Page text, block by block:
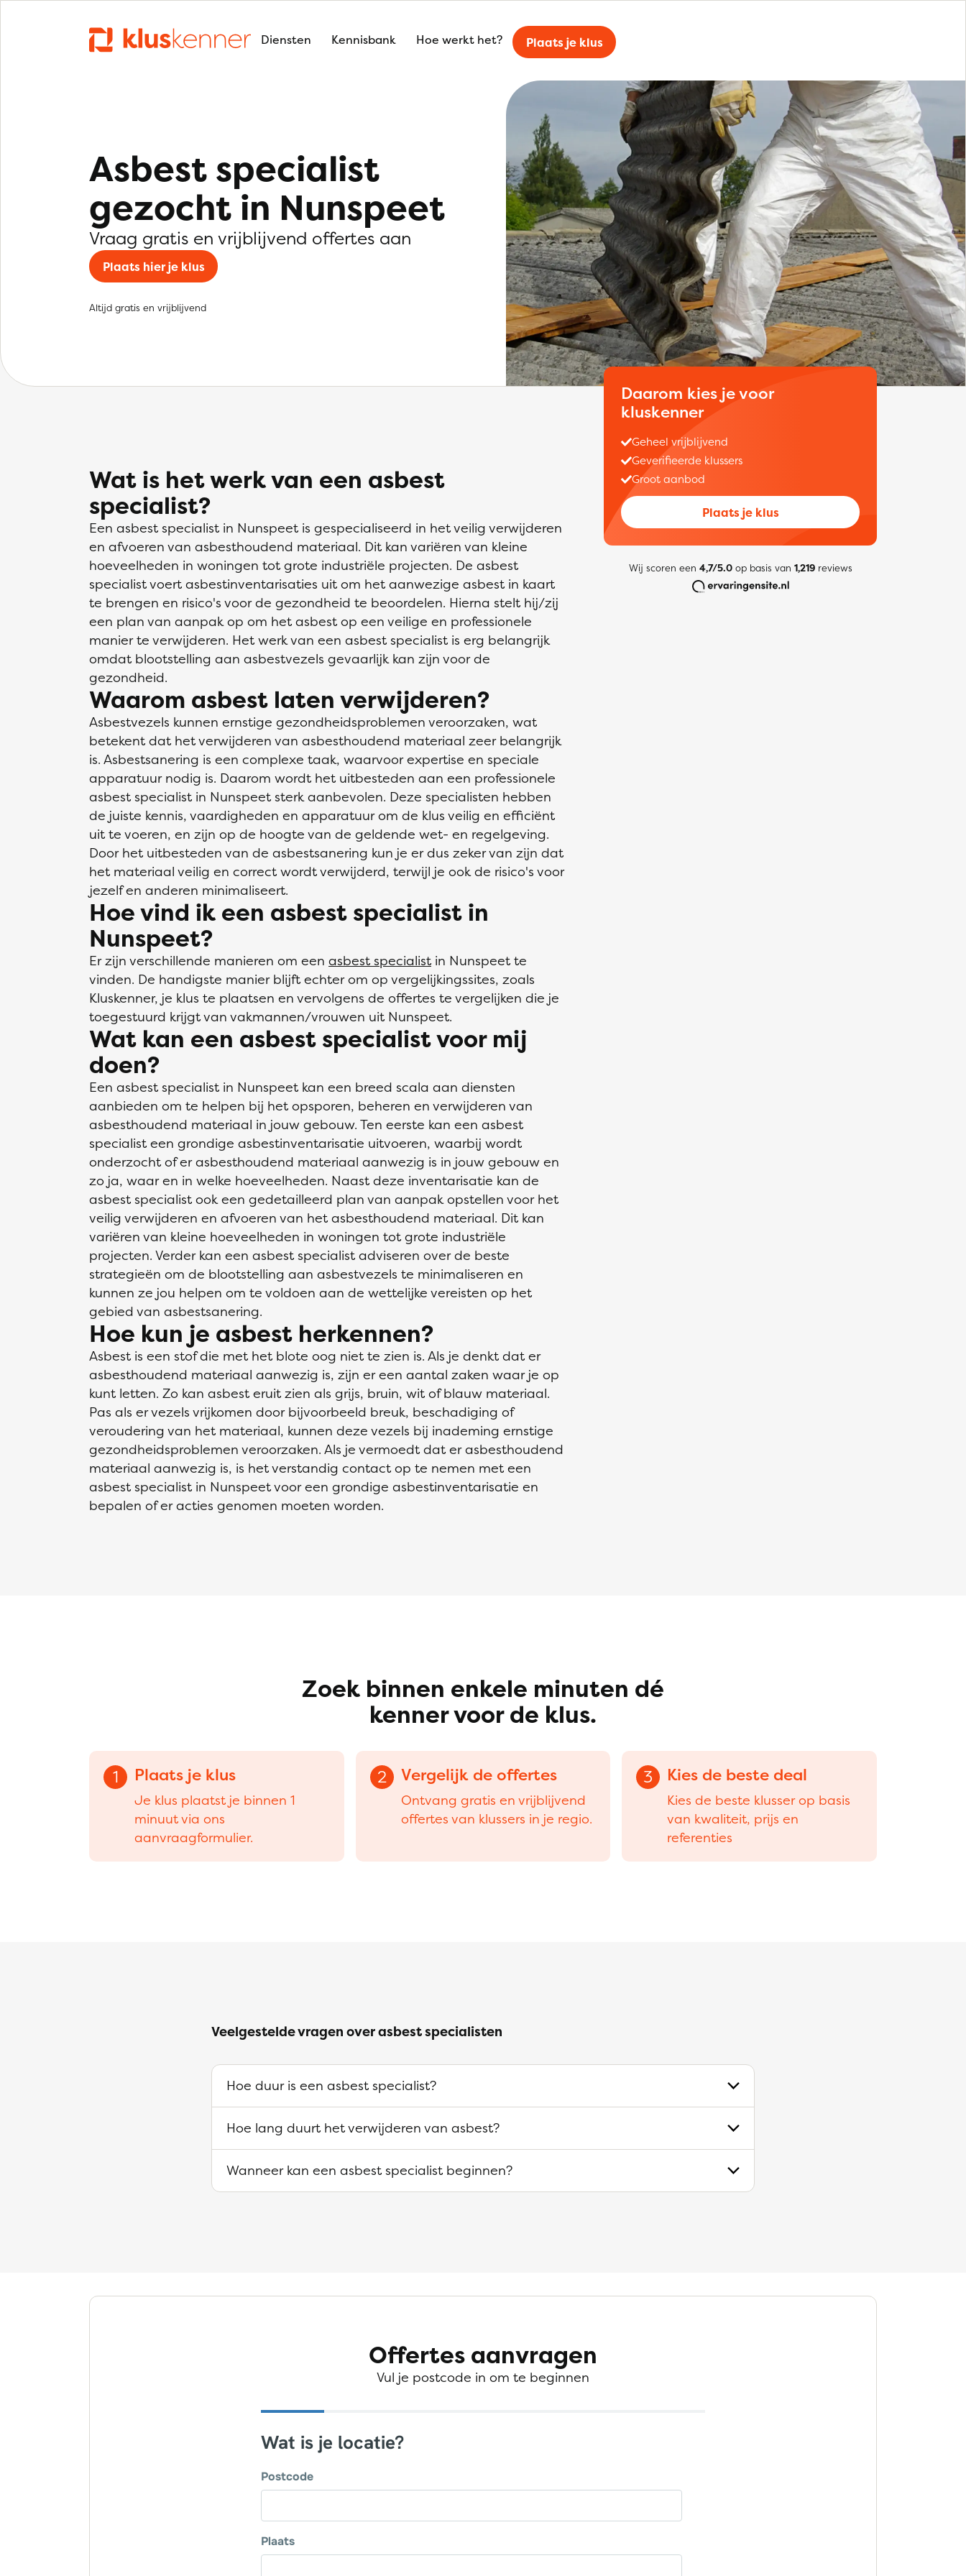
Diensten Kennisbank Hoe werkt het? Plaats je klus
Asbest specialist
gezocht in Nunspeet
Vraag gratis en vrijblijvend offertes aan
Plaats hier je klus
Altijd gratis en vrijblijvend
Wat is het werk van een asbest
specialist?
Een asbest specialist in Nunspeet is gespecialiseerd in het veilig verwijderen
en afvoeren van asbesthoudend materiaal. Dit kan variëren van kleine
hoeveelheden in woningen tot grote industriële projecten. De asbest
specialist voert asbestinventarisaties uit om het aanwezige asbest in kaart
te brengen en risico's voor de gezondheid te beoordelen. Hierna stelt hij/zij
een plan van aanpak op om het asbest op een veilige en professionele
manier te verwijderen. Het werk van een asbest specialist is erg belangrijk
omdat blootstelling aan asbestvezels gevaarlijk kan zijn voor de
gezondheid.
Waarom asbest laten verwijderen?
Asbestvezels kunnen ernstige gezondheidsproblemen veroorzaken, wat
betekent dat het verwijderen van asbesthoudend materiaal zeer belangrijk
is. Asbestsanering is een complexe taak, waarvoor expertise en speciale
apparatuur nodig is. Daarom wordt het uitbesteden aan een professionele
asbest specialist in Nunspeet sterk aanbevolen. Deze specialisten hebben
de juiste kennis, vaardigheden en apparatuur om de klus veilig en efficiënt
uit te voeren, en zijn op de hoogte van de geldende wet- en regelgeving.
Door het uitbesteden van de asbestsanering kun je er dus zeker van zijn dat
het materiaal veilig en correct wordt verwijderd, terwijl je ook de risico's voor
jezelf en anderen minimaliseert.
Hoe vind ik een asbest specialist in
Nunspeet?
Er zijn verschillende manieren om een asbest specialist in Nunspeet te
vinden. De handigste manier blijft echter om op vergelijkingssites, zoals
Kluskenner, je klus te plaatsen en vervolgens de offertes te vergelijken die je
toegestuurd krijgt van vakmannen/vrouwen uit Nunspeet.
Wat kan een asbest specialist voor mij
doen?
Een asbest specialist in Nunspeet kan een breed scala aan diensten
aanbieden om te helpen bij het opsporen, beheren en verwijderen van
asbesthoudend materiaal in jouw gebouw. Ten eerste kan een asbest
specialist een grondige asbestinventarisatie uitvoeren, waarbij wordt
onderzocht of er asbesthoudend materiaal aanwezig is in jouw gebouw en
zo ja, waar en in welke hoeveelheden. Naast deze inventarisatie kan de
asbest specialist ook een gedetailleerd plan van aanpak opstellen voor het
veilig verwijderen en afvoeren van het asbesthoudend materiaal. Dit kan
variëren van kleine hoeveelheden in woningen tot grote industriële
projecten. Verder kan een asbest specialist adviseren over de beste
strategieën om de blootstelling aan asbestvezels te minimaliseren en
kunnen ze jou helpen om te voldoen aan de wettelijke vereisten op het
gebied van asbestsanering.
Hoe kun je asbest herkennen?
Asbest is een stof die met het blote oog niet te zien is. Als je denkt dat er
asbesthoudend materiaal aanwezig is, zijn er een aantal zaken waar je op
kunt letten. Zo kan asbest eruit zien als grijs, bruin, wit of blauw materiaal.
Pas als er vezels vrijkomen door bijvoorbeeld breuk, beschadiging of
veroudering van het materiaal, kunnen deze vezels bij inademing ernstige
gezondheidsproblemen veroorzaken. Als je vermoedt dat er asbesthoudend
materiaal aanwezig is, is het verstandig contact op te nemen met een
asbest specialist in Nunspeet voor een grondige asbestinventarisatie en
bepalen of er acties genomen moeten worden.
Daarom kies je voor
kluskenner
Geheel vrijblijvend
Geverifieerde klussers
Groot aanbod
Plaats je klus
Wij scoren een 4,7/5.0op basis van 1,219reviews
Zoek binnen enkele minuten dé
kenner voor de klus.
1 Plaats je klus
Je klus plaatst je binnen 1
minuut via ons
aanvraagformulier.
2 Vergelijk de offertes
Ontvang gratis en vrijblijvend
offertes van klussers in je regio.
3 Kies de beste deal
Kies de beste klusser op basis
van kwaliteit, prijs en
referenties
Veelgestelde vragen over asbest specialisten
Hoe duur is een asbest specialist?
Hoe lang duurt het verwijderen van asbest?
Wanneer kan een asbest specialist beginnen?
Offertes aanvragen
Vul je postcode in om te beginnen